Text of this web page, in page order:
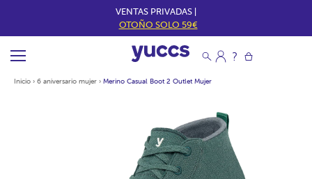
VENTAS PRIVADAS |
OTOÑO SOLO 59€
Inicio › 6 aniversario mujer › Merino Casual Boot 2 Outlet Mujer